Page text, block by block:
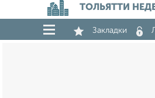
ТОЛЬЯТТИ
Закладки